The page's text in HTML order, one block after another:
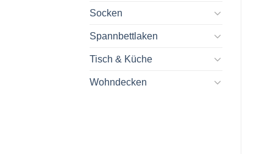
Socken
Spannbettlaken
Tisch & Küche
Wohndecken